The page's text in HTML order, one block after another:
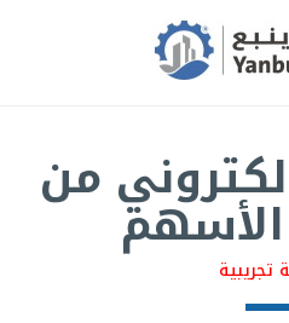
من
تجريبية